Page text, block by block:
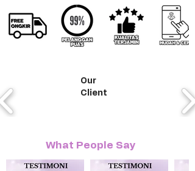
Our
Client
What People Say